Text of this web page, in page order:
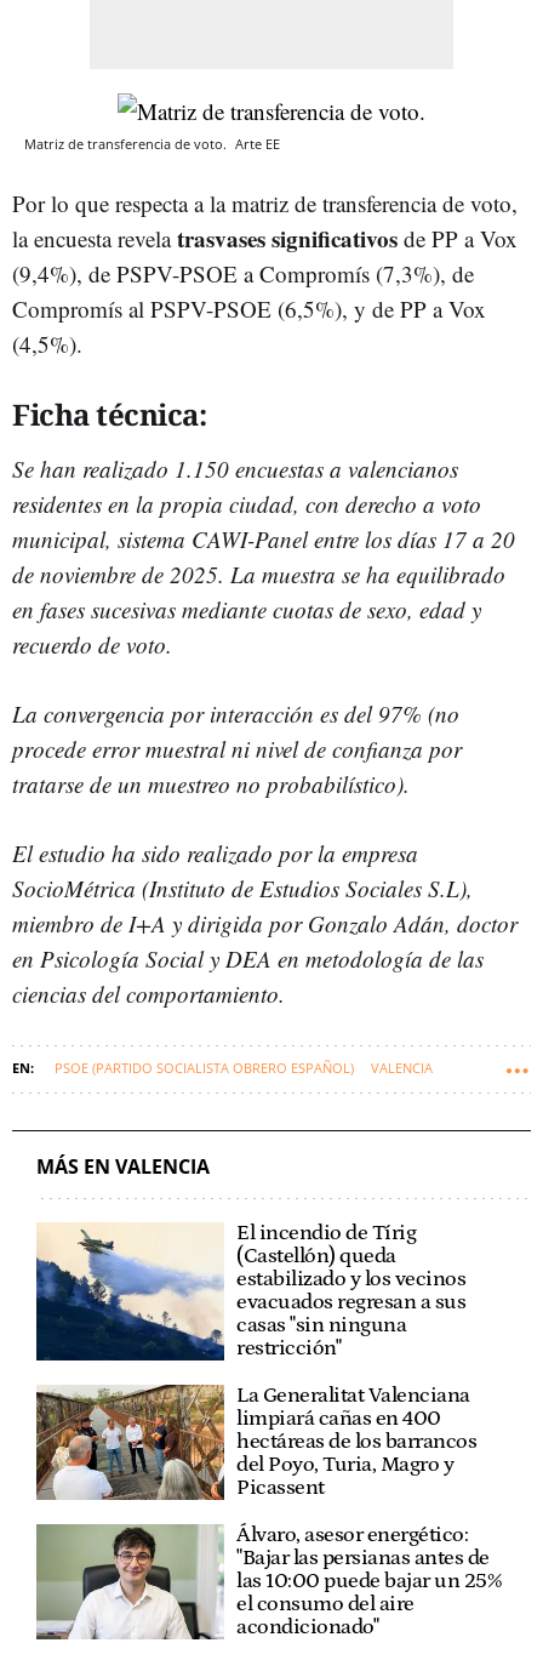
Matriz de transferencia de voto. Arte EE
Por lo que respecta a la matriz de transferencia de voto,
la encuesta revelatrasvases significativos de PP a Vox
(9,4%), de PSPV-PSOE a Compromís (7,3%), de
Compromís al PSPV-PSOE (6,5%), y de PP a Vox
(4,5%).
Ficha técnica:
Se han realizado 1.150 encuestas a valencianos
residentes en la propia ciudad, con derecho a voto
municipal, sistema CAWI-Panel entre los días 17 a 20
de noviembre de 2025. La muestra se ha equilibrado
en fases sucesivas mediante cuotas de sexo, edad y
recuerdo de voto.
La convergencia por interacción es del 97% (no
procede error muestral ni nivel de confianza por
tratarse de un muestreo no probabilístico).
El estudio ha sido realizado por la empresa
SocioMétrica (Instituto de Estudios Sociales S.L),
miembro de I+A y dirigida por Gonzalo Adán, doctor
en Psicología Social y DEA en metodología de las
ciencias del comportamiento.
PSOE (PARTIDO SOCIALISTA OBRERO ESPAÑOL) VALENCIA
AYUNTAMIENTO DE VALENCIA
MÁS EN VALENCIA
El incendio de Tírig
(Castellón) queda
estabilizado y los vecinos
evacuados regresan a sus
casas "sin ninguna
restricción"
La Generalitat Valenciana
limpiará cañas en 400
hectáreas de los barrancos
del Poyo, Turia, Magro y
Picassent
Álvaro, asesor energético:
"Bajar las persianas antes de
las 10:00 puede bajar un 25%
el consumo del aire
acondicionado"